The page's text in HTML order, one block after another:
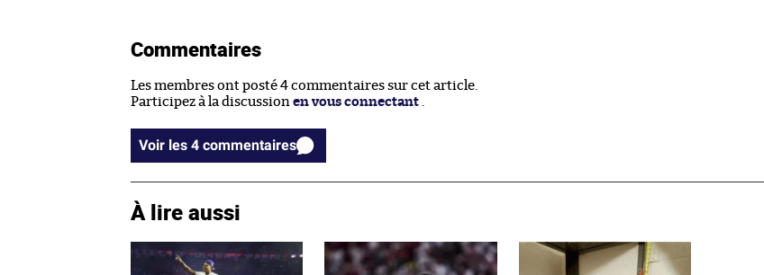
Commentaires
Les membres ont posté 4 commentaires sur cet article.
Participez à la discussion en vous connectant
Voir les 4 commentaires
À lire aussi